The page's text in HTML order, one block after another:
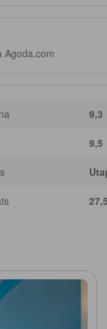
Agoda.com
9,3
9,5